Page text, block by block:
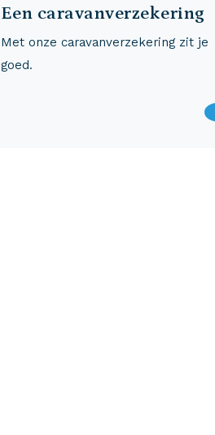
Een caravanverzekering
Met onze caravanverzekering zit je
goed.